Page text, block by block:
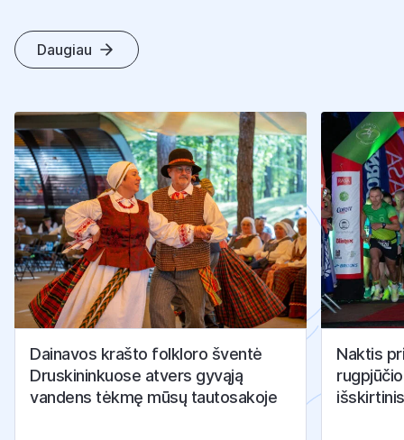
Daugiau
Dainavos krašto folkloro šventė
Druskininkuose atvers gyvąją
vandens tėkmę mūsų tautosakoje
Naktis